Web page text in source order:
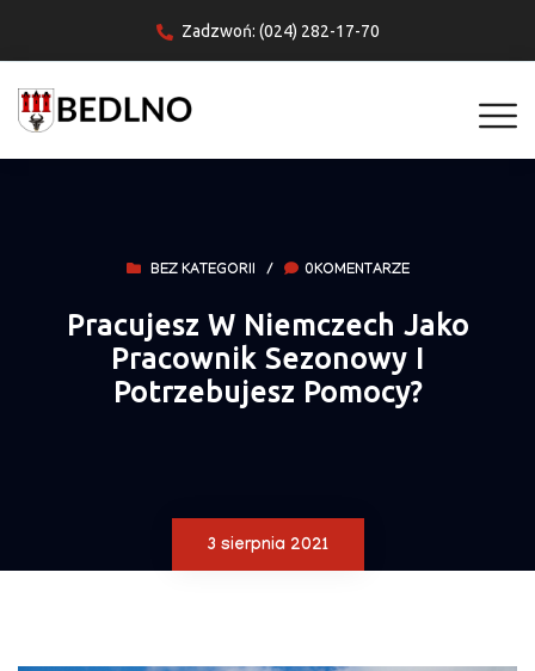
Zadzwoń: (024) 282-17-70
BEZ KATEGORII / 0KOMENTARZE
Pracujesz W Niemczech Jako
Pracownik Sezonowy I
Potrzebujesz Pomocy?
3 sierpnia 2021